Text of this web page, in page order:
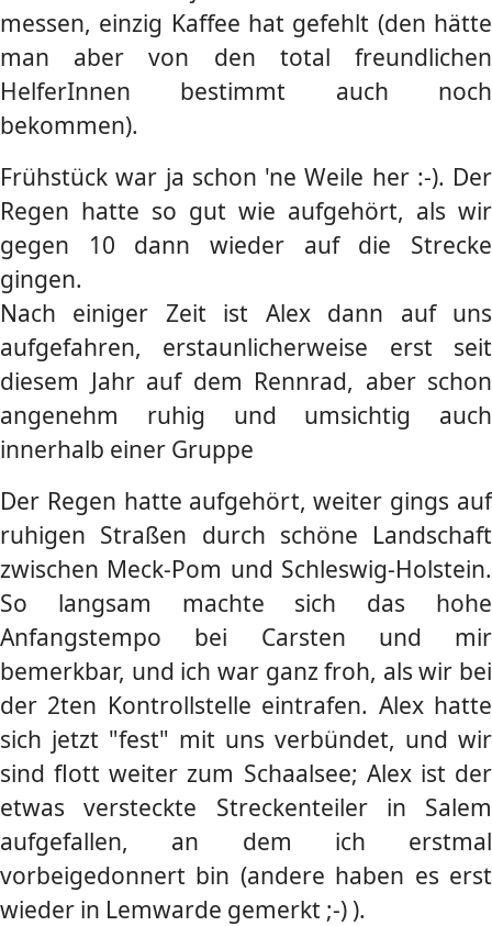
messen, einzig Kaffee hat gefehlt (den hätte
man aber von den total freundlichen
HelferInnen bestimmt auch noch
bekommen).
Frühstück war ja schon 'ne Weile her :-). Der
Regen hatte so gut wie aufgehört, als wir
gegen 10 dann wieder auf die Strecke
gingen.
Nach einiger Zeit ist Alex dann auf uns
aufgefahren, erstaunlicherweise erst seit
diesem Jahr auf dem Rennrad, aber schon
angenehm ruhig und umsichtig auch
innerhalb einer Gruppe
Der Regen hatte aufgehört, weiter gings auf
ruhigen Straßen durch schöne Landschaft
zwischen Meck-Pom und Schleswig-Holstein.
So langsam machte sich das hohe
Anfangstempo bei Carsten und mir
bemerkbar, und ich war ganz froh, als wir bei
der 2ten Kontrollstelle eintrafen. Alex hatte
sich jetzt "fest" mit uns verbündet, und wir
sind flott weiter zum Schaalsee; Alex ist der
etwas versteckte Streckenteiler in Salem
aufgefallen, an dem ich erstmal
vorbeigedonnert bin (andere haben es erst
wieder in Lemwarde gemerkt ;-) ).